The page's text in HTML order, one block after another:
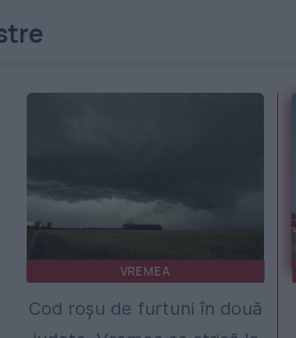
VREMEA
Cod roșu de furtuni în două